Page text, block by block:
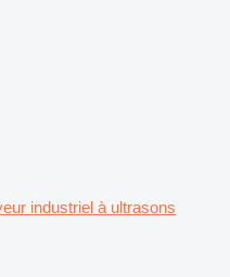
industriel à ultrasons